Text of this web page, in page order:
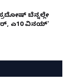
ಬೆನ್ನಲ್ಲೇ
ಎ10 ವಿನಯ್'